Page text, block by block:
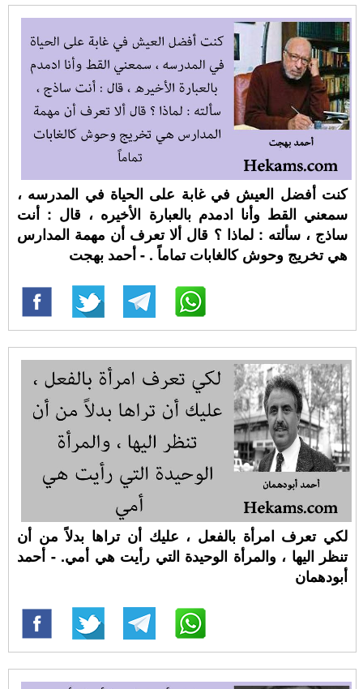
كنت أفضل العيش في غابة على الحياة في المدرسه ،
سمعني القط وأنا ادمدم بالعبارة الأخيره ، قال : أنت
ساذج ، سألته : لماذا ؟ قال ألا تعرف أن مهمة المدارس
هي تخريج وحوش كالغابات تماماً . - أحمد بهجت
لكي تعرف امرأة بالفعل ، عليك أن تراها بدلاً من أن
تنظر اليها ، والمرأة الوحيدة التي رأيت هي أمي. - أحمد
أبودهمان